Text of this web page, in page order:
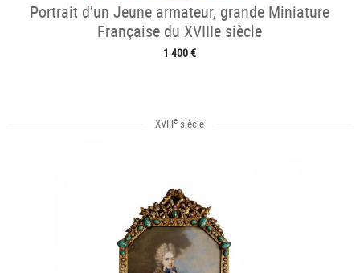
Portrait d’un Jeune armateur, grande Miniature
Française du XVIIIe siècle
1 400 €
XVIIIe siècle